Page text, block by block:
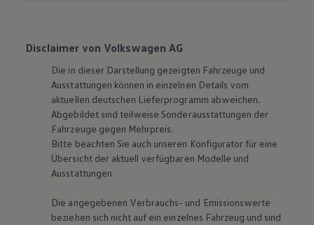
Disclaimer von Volkswagen AG
Die in dieser Darstellung gezeigten Fahrzeuge und
Ausstattungen können in einzelnen Details vom
aktuellen deutschen Lieferprogramm abweichen.
Abgebildet sind teilweise Sonderausstattungen der
Fahrzeuge gegen Mehrpreis.
Bitte beachten Sie auch unseren Konfigurator für eine
Übersicht der aktuell verfügbaren Modelle und
Ausstattungen.
Die angegebenen Verbrauchs- und Emissionswerte
beziehen sich nicht auf ein einzelnes Fahrzeug und sind